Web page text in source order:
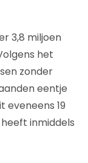
3,8 miljoen
het
zonder
eentje
eveneens 19
inmiddels